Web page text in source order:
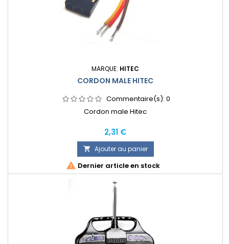
MARQUE: HITEC
CORDON MALE HITEC
Commentaire(s): 0
Cordon male Hitec
Prix
2,31 €
 Ajouter au panier
 Dernier article en stock